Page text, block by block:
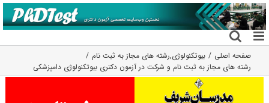
رفتن
به
محتوا
صفحه اصلی بیوتکنولوژی,رشته های مجاز به ثبت نام
رشته های مجاز به ثبت نام و شرکت در آزمون دکتری بیوتکنولوژی دامپزشکی